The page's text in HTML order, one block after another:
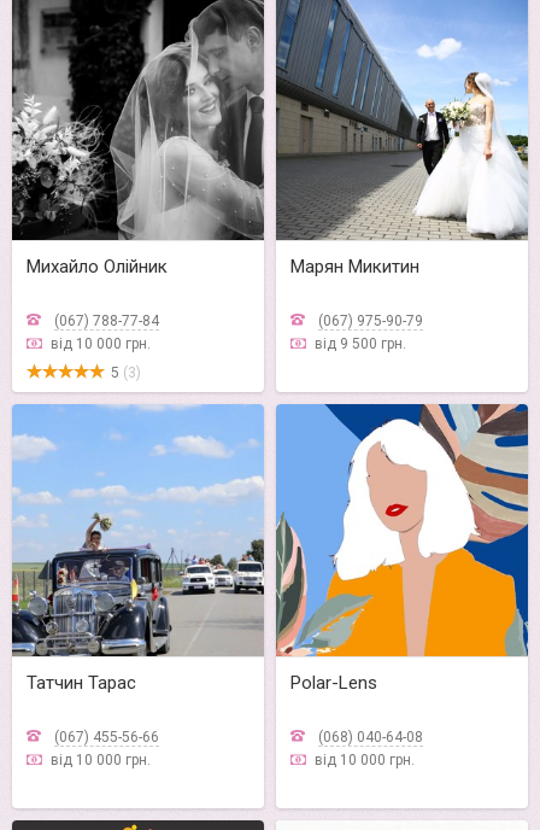
Михайло Олійник
(067) 788-77-84
від 10 000 грн.
5 (3)
Марян Микитин
(067) 975-90-79
від 9 500 грн.
Татчин Тарас
(067) 455-56-66
від 10 000 грн.
Polar-Lens
(068) 040-64-08
від 10 000 грн.